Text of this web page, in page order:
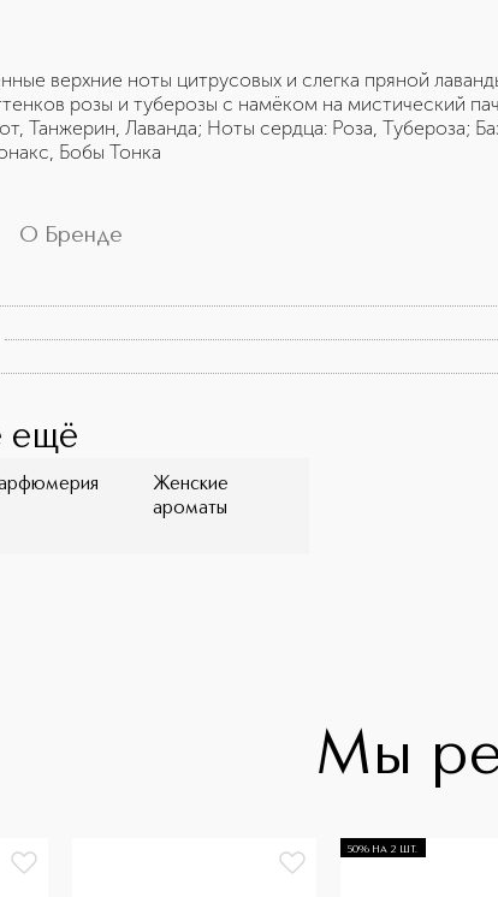
верхние ноты цитрусовых и слегка пряной
розы и туберозы с намёком на мистический
Танжерин, Лаванда; Ноты сердца: Роза, Тубероза;
Бобы Тонка
О Бренде
ещё
Женские
ароматы
Мы
50% НА 2 ШТ.